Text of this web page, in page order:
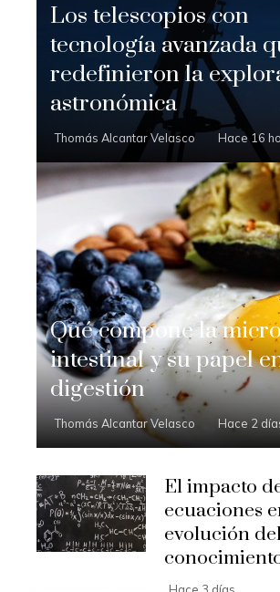
Los telescopios con
tecnología avanzada
redefinieron la
astronómica
Thomás Alcantar Velasco Hace 16
Qué compone la
intestinal y su papel
digestión
Thomás Alcantar Velasco Hace 2
El impacto
ecuaciones
evolución